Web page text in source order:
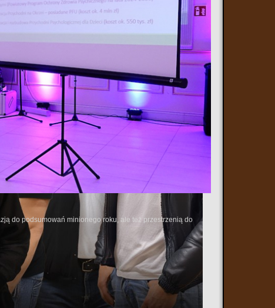
do podsumowań minionego roku, ale też przestrzenią do